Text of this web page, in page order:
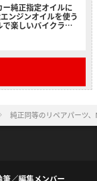
純正指定オイルに
ンジンオイルを使う
楽しいバイクライ
純正同等のリペアパーツ
筆／編集メンバー